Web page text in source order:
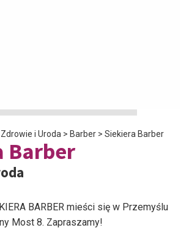
Zdrowie i Uroda > Barber > Siekiera Barber
Barber
BARBER mieści się w Przemyślu
Most 8. Zapraszamy!